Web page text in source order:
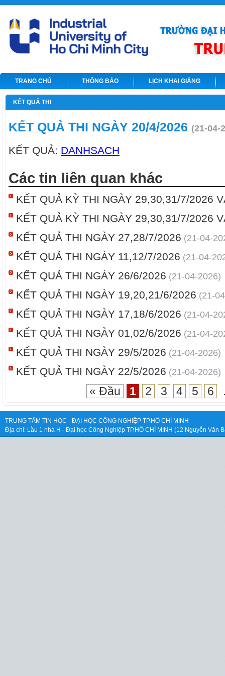
TRANG CHỦ THÔNG BÁO LỊCH KHAI GIẢNG
KẾT QUẢ THI
KẾT QUẢ THI NGÀY 20/4/2026 (21-04-
KẾT QUẢ: DANHSACH
Các tin liên quan khác
KẾT QUẢ KỲ THI NGÀY 29,30,31/7/2026
KẾT QUẢ KỲ THI NGÀY 29,30,31/7/2026
KẾT QUẢ THI NGÀY 27,28/7/2026 (21-04-
KẾT QUẢ THI NGÀY 11,12/7/2026 (21-04-
KẾT QUẢ THI NGÀY 26/6/2026 (21-04-2026)
KẾT QUẢ THI NGÀY 19,20,21/6/2026 (21-
KẾT QUẢ THI NGÀY 17,18/6/2026 (21-04-
KẾT QUẢ THI NGÀY 01,02/6/2026 (21-04-
KẾT QUẢ THI NGÀY 29/5/2026 (21-04-2026)
KẾT QUẢ THI NGÀY 22/5/2026 (21-04-2026)
« Đầu 1 2 3 4 5 6
TRUNG TÂM TIN HỌC - ĐẠI HỌC CÔNG NGHIỆP TP.HỒ CHÍ MINH
Địa chỉ: Lầu 1 nhà H - Đại học Công Nghiệp TP.HỒ CHÍ MINH (12 Nguyễn Văn